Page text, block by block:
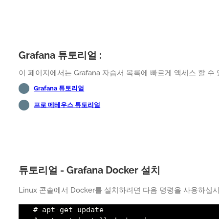
Grafana 튜토리얼 :
이 페이지에서는 Grafana 자습서 목록에 빠르게 액세스 할 수
Grafana 튜토리얼
프로 메테우스 튜토리얼
튜토리얼 - Grafana Docker 설치
Linux 콘솔에서 Docker를 설치하려면 다음 명령을 사용하십
# apt-get update